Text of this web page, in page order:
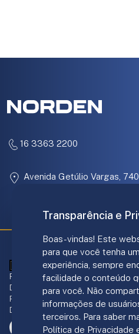
16 3363 2200
Avenida Getúlio Vargas,
ANS - nº 421707
Responsável técnico Plano de
Dr. André Luis Gomes - CRM/SP
Responsável Norden Hospital:
Dr. João F. DiGiacomo - CRM/SP
Transparência e
Boas-vindas! Este
para que você tenha
experiência, sempre
facilidade o conteúdo
para você. Não
informações de
terceiros. Para saber
Política de Privacidade